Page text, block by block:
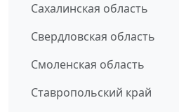
Сахалинская область
Свердловская область
Смоленская область
Ставропольский край